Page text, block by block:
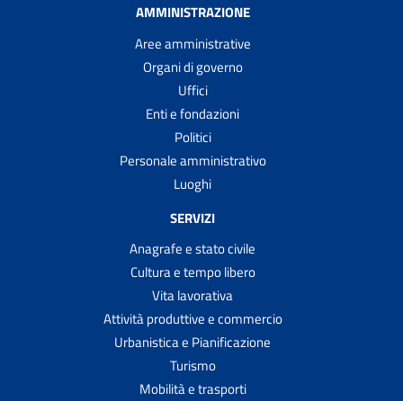
AMMINISTRAZIONE
Aree amministrative
Organi di governo
Uffici
Enti e fondazioni
Politici
Personale amministrativo
Luoghi
SERVIZI
Anagrafe e stato civile
Cultura e tempo libero
Vita lavorativa
Attività produttive e commercio
Urbanistica e Pianificazione
Turismo
Mobilità e trasporti